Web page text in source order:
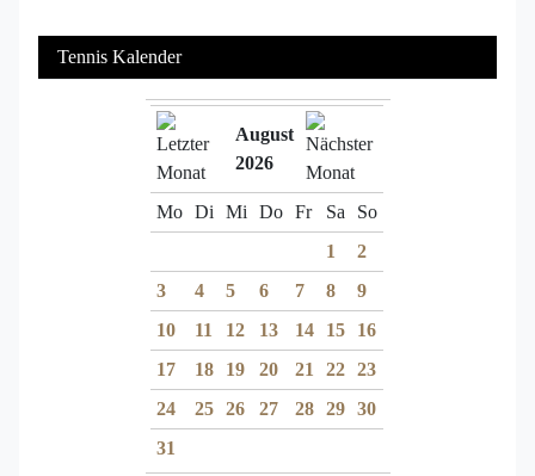
Tennis Kalender
August
2026
Mo Di Mi Do Fr Sa
So
1
2
3
4 5 6 7 8
9
10
11 12 13 14 15
16
17
18 19 20 21 22 23
24
25 26 27 28 29 30
31